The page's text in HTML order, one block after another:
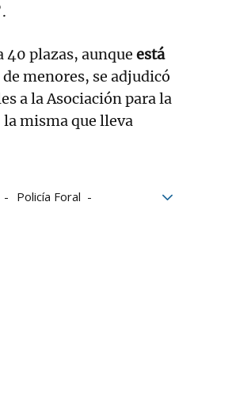
plazas, aunque está
menores, se adjudicó
a la Asociación para la
misma que lleva
Policía Foral